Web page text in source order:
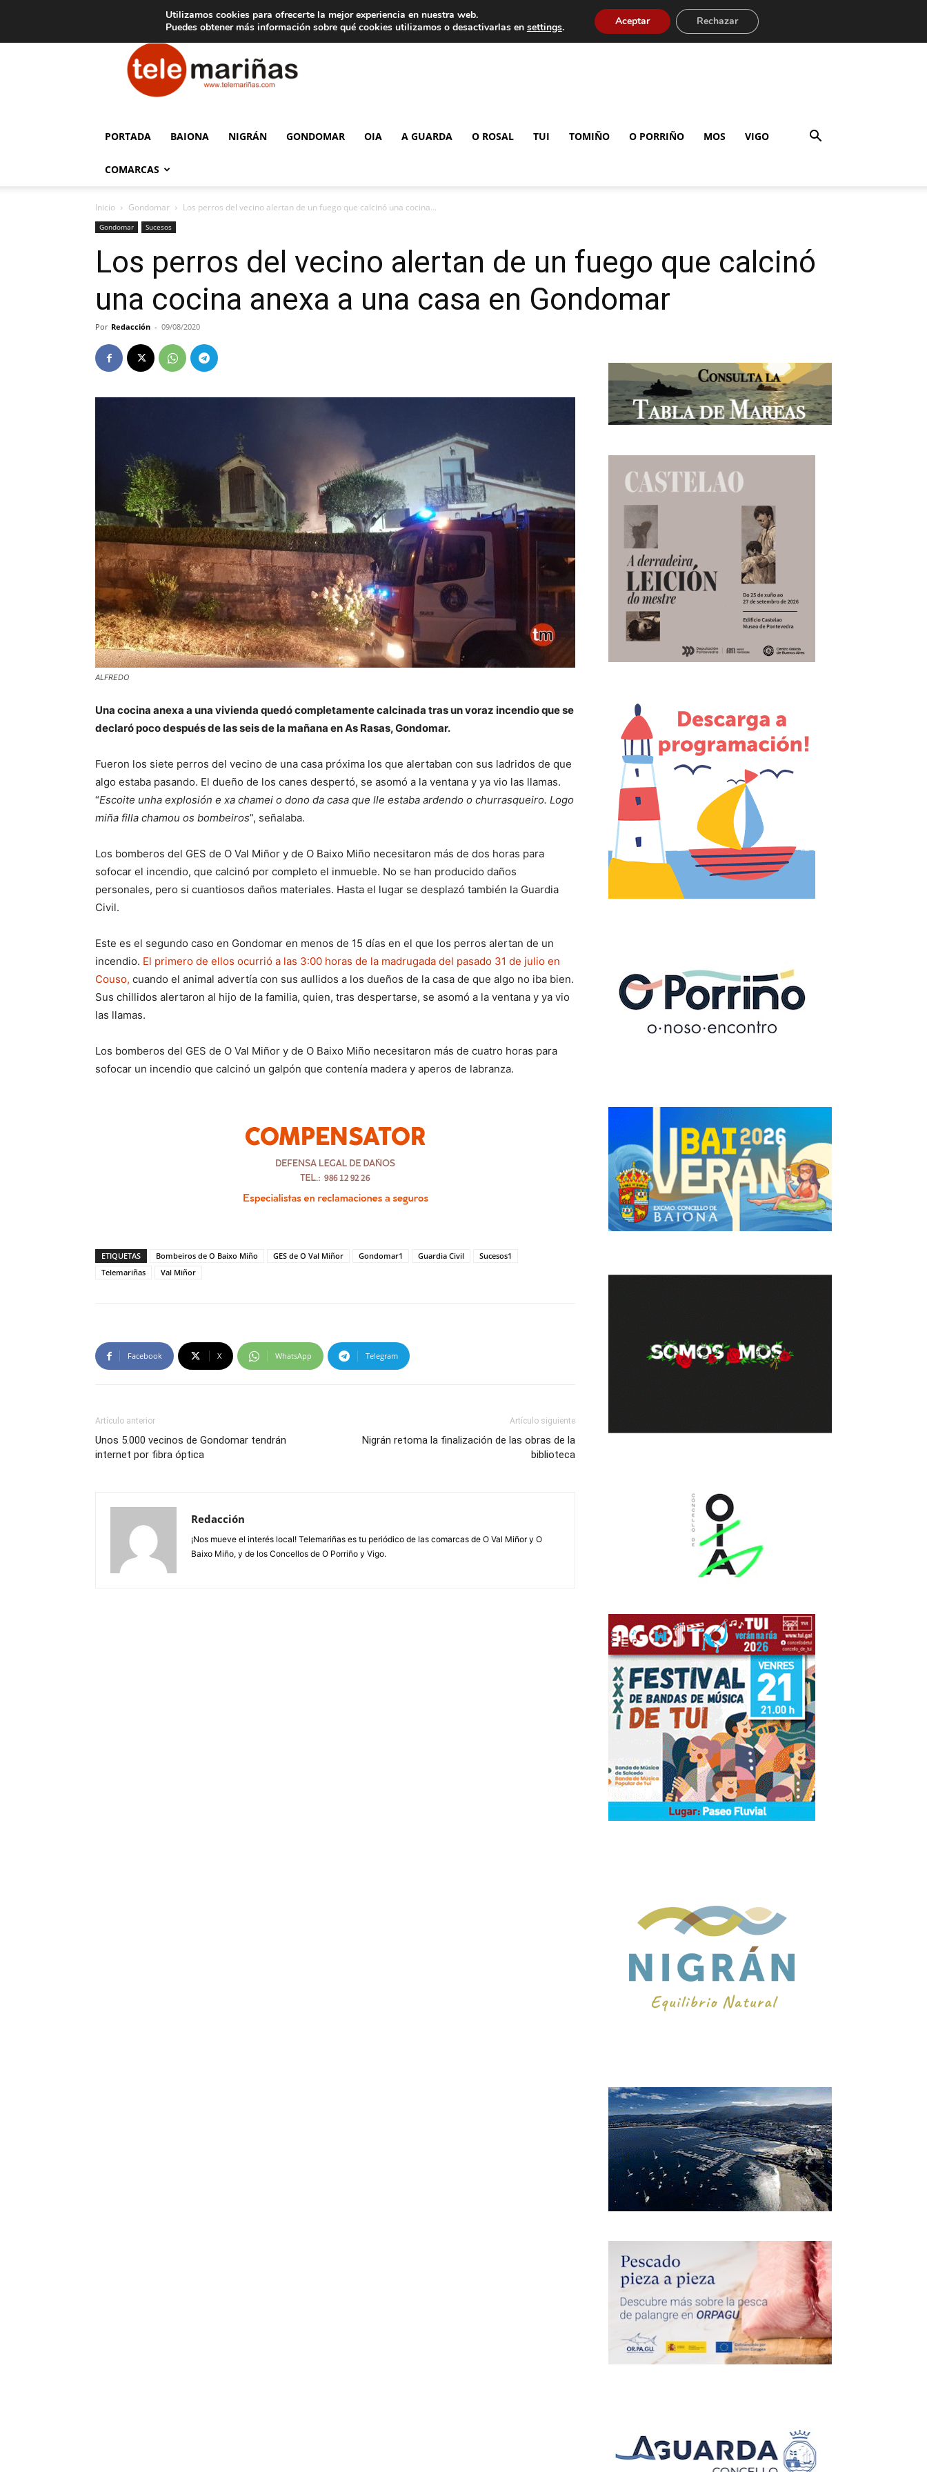
Aviso legal Tarifas de publicidad
Telemariñas
PORTADA BAIONA NIGRÁN GONDOMAR OIA A GUARDA O ROSAL TUI TOMIÑO O PORRIÑO MOS VIGO
COMARCAS
Inicio Gondomar Los perros del vecino alertan de un fuego que calcinó una cocina...
Gondomar Sucesos
Los perros del vecino alertan de un fuego que calcinó
una cocina anexa a una casa en Gondomar
Por Redacción - 09/08/2020
ALFREDO
Una cocina anexa a una vivienda quedó completamente calcinada tras un voraz incendio que se
declaró poco después de las seis de la mañana en As Rasas, Gondomar.
Fueron los siete perros del vecino de una casa próxima los que alertaban con sus ladridos de que
algo estaba pasando. El dueño de los canes despertó, se asomó a la ventana y ya vio las llamas.
“Escoite unha explosión e xa chamei o dono da casa que lle estaba ardendo o churrasqueiro. Logo
miña filla chamou os bombeiros”, señalaba.
Los bomberos del GES de O Val Miñor y de O Baixo Miño necesitaron más de dos horas para
sofocar el incendio, que calcinó por completo el inmueble. No se han producido daños
personales, pero si cuantiosos daños materiales. Hasta el lugar se desplazó también la Guardia
Civil.
Este es el segundo caso en Gondomar en menos de 15 días en el que los perros alertan de un
incendio. El primero de ellos ocurrió a las 3:00 horas de la madrugada del pasado 31 de julio en
Couso, cuando el animal advertía con sus aullidos a los dueños de la casa de que algo no iba bien.
Sus chillidos alertaron al hijo de la familia, quien, tras despertarse, se asomó a la ventana y ya vio
las llamas.
Los bomberos del GES de O Val Miñor y de O Baixo Miño necesitaron más de cuatro horas para
sofocar un incendio que calcinó un galpón que contenía madera y aperos de labranza.
ETIQUETAS Bombeiros de O Baixo Miño GES de O Val Miñor Gondomar1 Guardia Civil
Sucesos1
Telemariñas
Val Miñor
Facebook X WhatsApp Telegram
Artículo anterior
Unos 5.000 vecinos de Gondomar tendrán
internet por fibra óptica
Artículo siguiente
Nigrán retoma la finalización de las obras de la
biblioteca
Redacción
¡Nos mueve el interés local! Telemariñas es tu periódico de las comarcas de O Val Miñor y O
Baixo Miño, y de los Concellos de O Porriño y Vigo.
Utilizamos cookies para ofrecerte la mejor experiencia en nuestra web.
Puedes obtener más información sobre qué cookies utilizamos o desactivarlas en settings. Aceptar Rechazar